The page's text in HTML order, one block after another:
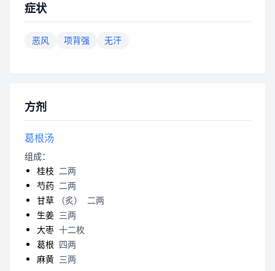
症状
恶风 项背强 无汗
方剂
葛根汤
组成：
桂枝 二两
芍药 二两
甘草
（炙）
二两
生姜 三两
大枣 十二枚
葛根 四两
麻黄 三两